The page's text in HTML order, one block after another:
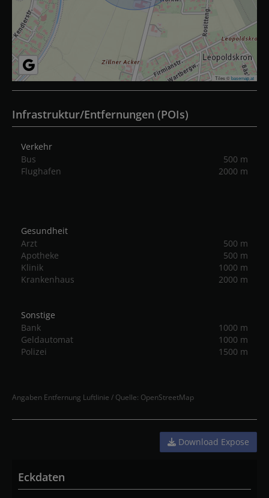
Tiles ©basemap.at
Infrastruktur/Entfernungen (POIs)
Verkehr
Bus
500 m
Flughafen
2000 m
Gesundheit
Arzt
500 m
Apotheke
500 m
Klinik
1000 m
Krankenhaus
2000 m
Sonstige
Bank
1000 m
Geldautomat
1000 m
Polizei
1500 m
Angaben Entfernung Luftlinie / Quelle: OpenStreetMap
Download Expose
Eckdaten